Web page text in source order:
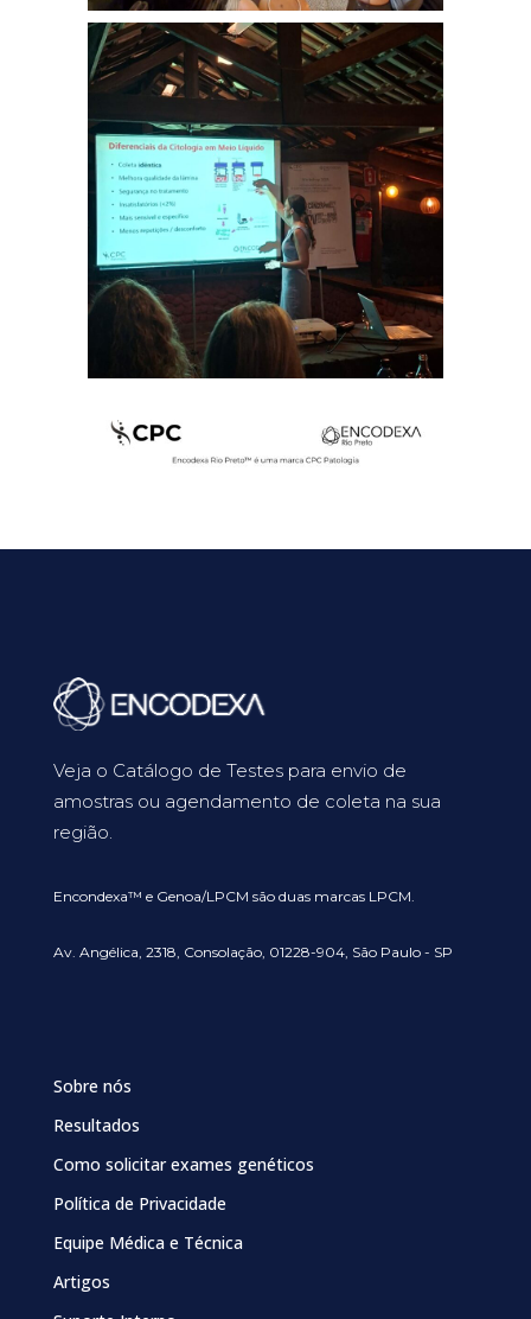
Veja o Catálogo de Testes para envio de
amostras ou agendamento de coleta na sua
região.
Encondexa™ e Genoa/LPCM são duas marcas LPCM.
Av. Angélica, 2318, Consolação, 01228-904, São Paulo - SP
Sobre nós
Resultados
Como solicitar exames genéticos
Política de Privacidade
Equipe Médica e Técnica
Artigos